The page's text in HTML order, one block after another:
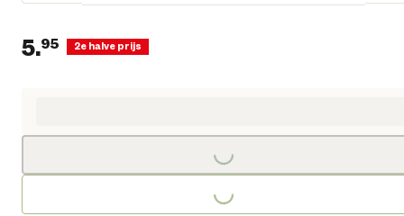
5.95 2e halve prijs
Loading...